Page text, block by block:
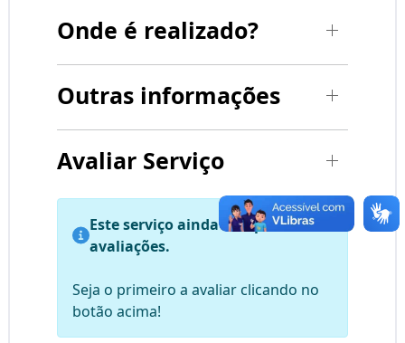
Onde é realizado?
Outras informações
Avaliar Serviço
Este serviço ainda não possui
avaliações.
Seja o primeiro a avaliar clicando no
botão acima!